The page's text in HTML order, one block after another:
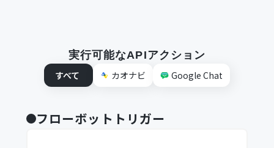
実行可能なAPIアクション
すべて
カオナビ Google Chat
フローボットトリガー